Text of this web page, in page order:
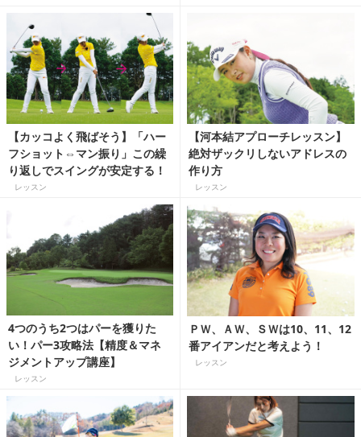
【カッコよく飛ばそう】「ハー
フショット⇔マン振り」この繰
り返しでスイングが安定する！
レッスン
【河本結アプローチレッスン】
絶対ザックリしないアドレスの
作り方
レッスン
4つのうち2つはパーを獲りた
い！パー3攻略法【精度＆マネ
ジメントアップ講座】
レッスン
ＰＷ、ＡＷ、ＳＷは10、11、12
番アイアンだと考えよう！
レッスン